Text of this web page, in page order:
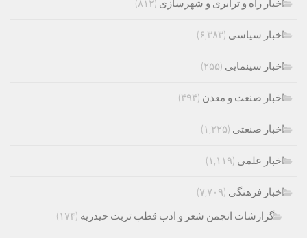
اخبار راه و ترابری و شهرسازی (۸۱۲)
اخبار سیاسی (۶,۳۸۳)
اخبار سینمایی (۲۵۵)
اخبار صنعت و معدن (۴۹۴)
اخبار صنعتی (۱,۲۲۵)
اخبار علمی (۱,۱۱۹)
اخبار فرهنگی (۷,۷۰۹)
گزارشات انجمن شعر و ادب قطب تربت حیدریه (۱۷۴)